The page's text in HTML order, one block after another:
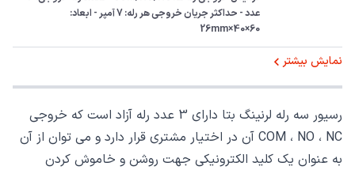
60×40×26mm
نمایش بیشتر
رسیور سه رله لرنینگ بتا دارای 3 عدد رله آزاد است که خروجی
COM ، NO ، NC آن در اختیار مشتری قرار دارد و می توان از آن
به عنوان یک کلید الکترونیکی جهت روشن و خاموش کردن